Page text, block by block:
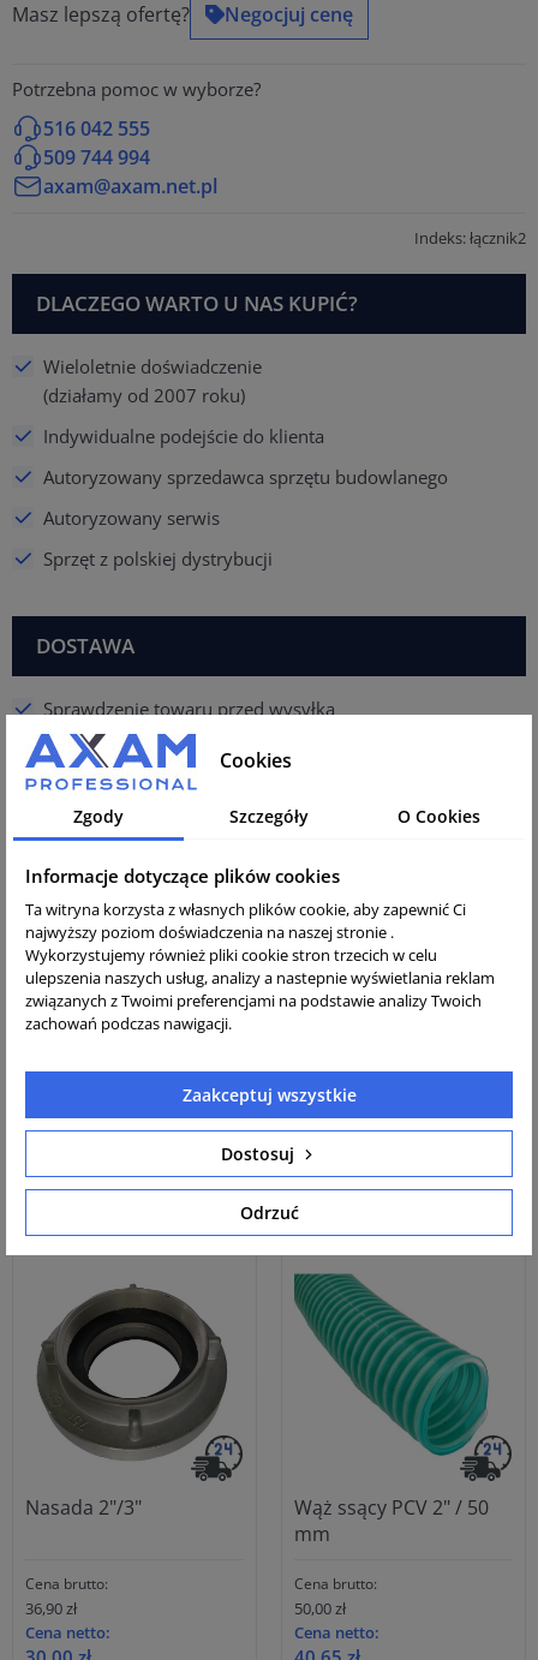
Masz lepszą ofertę? Negocjuj cenę
Potrzebna pomoc w wyborze?
516 042 555
509 744 994
axam@axam.net.pl
Indeks: łącznik2
DLACZEGO WARTO U NAS KUPIĆ?
Wieloletnie doświadczenie
(działamy od 2007 roku)
Indywidualne podejście do klienta
Autoryzowany sprzedawca sprzętu budowlanego
Autoryzowany serwis
Sprzęt z polskiej dystrybucji
DOSTAWA
Sprawdzenie towaru przed wysyłką
Towar profesjonalnie spakowany i zabezpieczony
Gwarancja i polska instrukcja obsługi
Sprzęt nowy, oryginalny, prosto od producenta
Obsługa i profesjonalne doradztwo posprzedażowe
Opis
Łącznik ssawny wykonany z wysokiej jakości aluminium.
Inne produkty z kategorii
Nasada 2"/3"
Cena brutto:
36,90 zł
Cena netto:
Wąż ssący PCV 2" / 50
mm
Cena brutto:
50,00 zł
Cena netto:
Cookies
Zgody Szczegóły O Cookies
Informacje dotyczące plików cookies
Ta witryna korzysta z własnych plików cookie, aby zapewnić Ci
najwyższy poziom doświadczenia na naszej stronie .
Wykorzystujemy również pliki cookie stron trzecich w celu
ulepszenia naszych usług, analizy a nastepnie wyświetlania reklam
związanych z Twoimi preferencjami na podstawie analizy Twoich
zachowań podczas nawigacji.
Odrzuć
Dostosuj
Zaakceptuj wszystkie